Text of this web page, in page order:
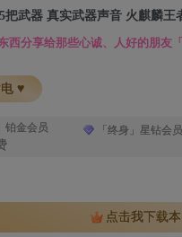
西分享给那些心诚、人好的朋友「
♥
铂金会员 「终身」星钻会员
点击我下载